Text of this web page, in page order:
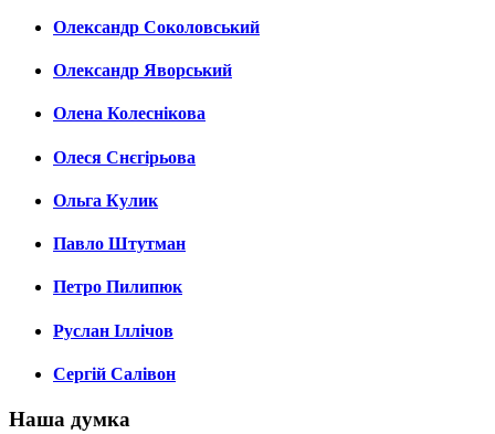
Олександр Соколовський
Олександр Яворський
Олена Колеснікова
Олеся Снєгірьова
Ольга Кулик
Павло Штутман
Петро Пилипюк
Руслан Іллічов
Сергій Салівон
Наша думка